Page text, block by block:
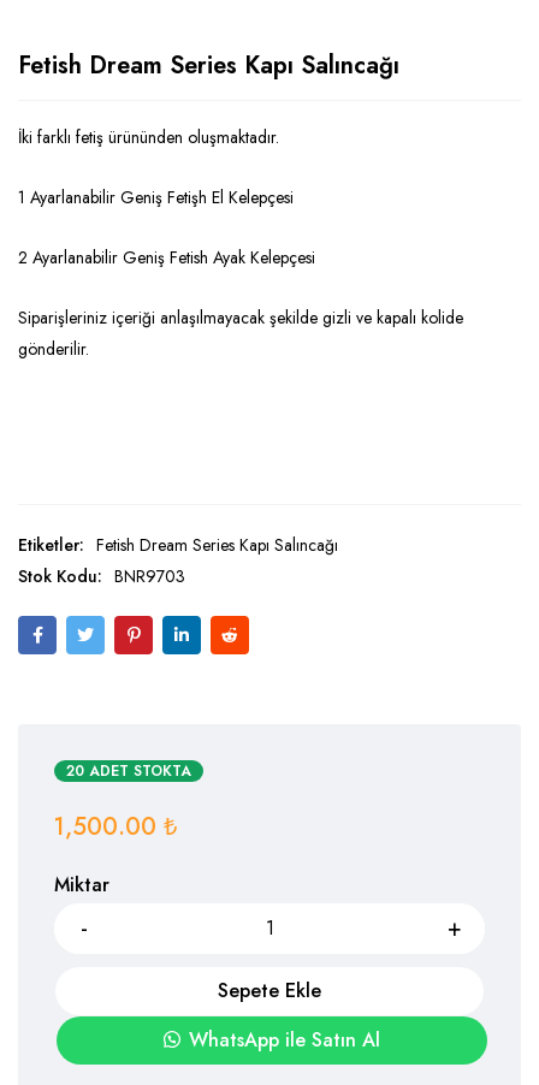
Fetish Dream Series Kapı Salıncağı
İki farklı fetiş ürününden oluşmaktadır.
1 Ayarlanabilir Geniş Fetişh El Kelepçesi
2 Ayarlanabilir Geniş Fetish Ayak Kelepçesi
Siparişleriniz içeriği anlaşılmayacak şekilde gizli ve kapalı kolide
gönderilir.
20 ADET STOKTA
1,500.00 ₺
Miktar
Sepete Ekle
WhatsApp ile Satın Al
Etiketler: Fetish Dream Series Kapı Salıncağı
Stok Kodu: BNR9703